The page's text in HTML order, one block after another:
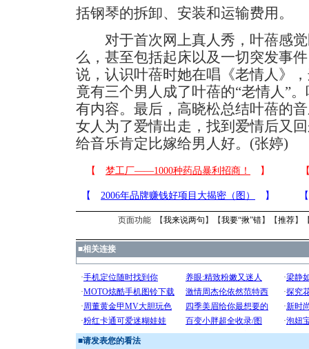
括钢琴的拆卸、安装和运输费用。
对于首次网上真人秀，叶蓓感觉
么，甚至包括起床以及一切突发事
说，认识叶蓓时她在唱《老情人》
竟有三个男人成了叶蓓的“老情人”
有内容。最后，高晓松总结叶蓓的
女人为了爱情出走，找到爱情后又
给音乐肯定比嫁给男人好。(张婷)
页面功能 【我来说两句 】【我要“揪”错】【推荐】
■相关连接
■请发表您的看法